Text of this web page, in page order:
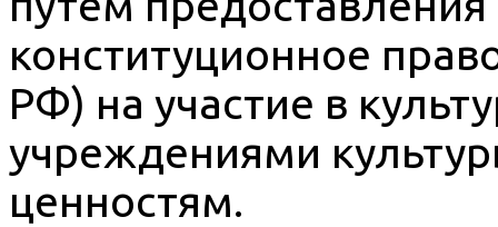
конституционное
РФ) на участие в
учреждениями
ценностям.